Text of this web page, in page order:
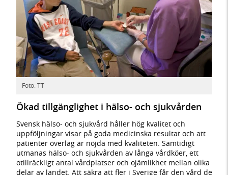
Foto: TT
Ökad tillgänglighet i hälso- och sjukvården
Svensk hälso- och sjukvård håller hög kvalitet och
uppföljningar visar på goda medicinska resultat och att
patienter överlag är nöjda med kvaliteten. Samtidigt
utmanas hälso- och sjukvården av långa vårdköer, ett
otillräckligt antal vårdplatser och ojämlikhet mellan olika
delar av landet. Att säkra att fler i Sverige får den vård de